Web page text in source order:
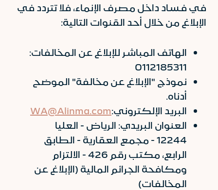
في فساد داخل مصرف الإنماء، فلا تتردد في
الإبلاغ من خلال أحد القنوات التالية:
الهاتف المباشر للإبلاغ عن المخالفات:
0112185311
نموذج "الإبلاغ عن مخالفة" الموضح
أدناه.
البريد الإلكتروني:WA@Alinma.com
العنوان البريدي: الرياض - العليا
12244 - مجمع العقارية - الطابق
الرابع، مكتب رقم 426 - الالتزام
ومكافحة الجرائم المالية (الإبلاغ عن
المخالفات)